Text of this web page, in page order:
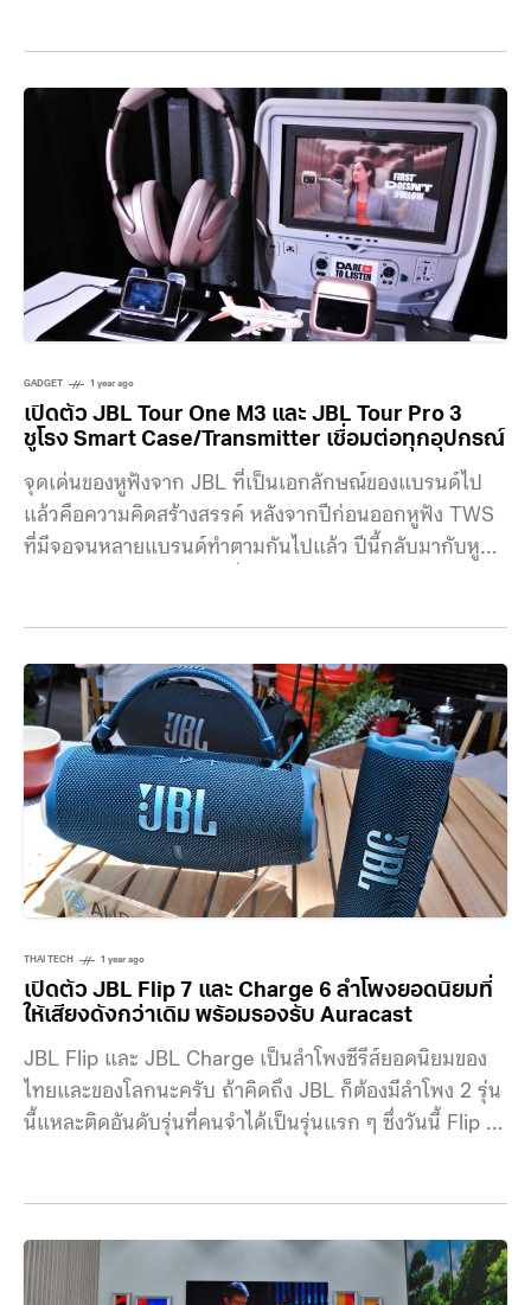
ณ M-Hall อาคารมหาจักรฯ สำนักงานใหญ่ (นานา)
GADGET 1 year ago
เปิดตัว JBL Tour One M3 และ JBL Tour Pro 3
ชูโรง Smart Case/Transmitter เชื่อมต่อทุกอุปกรณ์
จุดเด่นของหูฟังจาก JBL ที่เป็นเอกลักษณ์ของแบรนด์ไป
แล้วคือความคิดสร้างสรรค์ หลังจากปีก่อนออกหูฟัง TWS
ที่มีจอจนหลายแบรนด์ทำตามกันไปแล้ว ปีนี้กลับมากับหูฟัง
Transmitter ได้ด้วย ช่วยแก้ปัญหาการเชื่อมต่อกับ
อุปกรณ์ที่ไม่มี Bluetooth เช่น ระบบความบันเทิงบนเครื่อง
บิน ให้สามารถฟังเพลงที่ไหนก็ได้ ไม่มีข้อจำกัด หัวใจสำคัญ
ของหูฟังตระกูล
THAI TECH 1 year ago
เปิดตัว JBL Flip 7 และ Charge 6 ลำโพงยอดนิยมที่
ให้เสียงดังกว่าเดิม พร้อมรองรับ Auracast
JBL Flip และ JBL Charge เป็นลำโพงซีรีส์ยอดนิยมของ
ไทยและของโลกนะครับ ถ้าคิดถึง JBL ก็ต้องมีลำโพง 2 รุ่น
นี้แหละติดอันดับรุ่นที่คนจำได้เป็นรุ่นแรก ๆ ซึ่งวันนี้ Flip 7
เหมือนเดิม